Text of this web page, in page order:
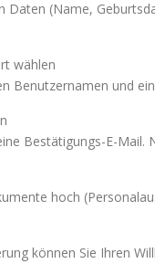
Daten (Name,
wählen
Benutzernamen und
Bestätigungs-E-
hoch
können Sie Ihren